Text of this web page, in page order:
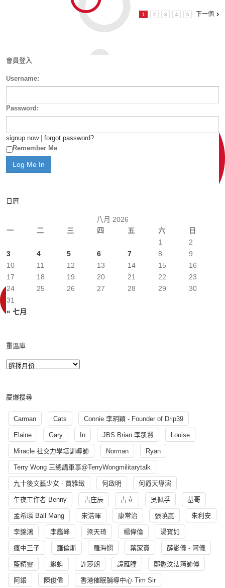
1 2 3 4 5 下一個
會員登入
Username:
Password:
signup now| forgot password?
Remember Me
日曆
八月 2026
一
二 三 四 五 六 日
« 七月
1
2
3
4 5 6 7 8
9
10
11 12 13 14 15
16
17
18 19 20 21 22
23
24
25 26 27 28 29
30
31
重溫庫
慶爆搜尋
Carman Cats Connie 李玥穎 - Founder of Drip39
Elaine Gary In JBS Brian 李凱賢 Louise
Miracle 社交力學培訓導師 Norman Ryan
Terry Wong 王總講軍事@TerryWongmilitarytalk
九十後文藝少女 - 賈雅緻 何啟明 何爵天導演
午夜工作者 Benny 古庄辰 古立 吳佩孚 基哥
孟希璘 Ball Mang 宋浩暉 康常治 張曉嵐 朱利安
李錦鴻 李鑑峰 梁天琦 楊偉倫 湯寳如
瘋中三子 羅倫斯 羅海憫 葉家寶 薛影儀 - 阿儀
藍精靈 蝌蚪 許莎朗 譚雁瞳 鄭遨汶法筠師傅
阿銀 陳俊偉 香港催眠輔導中心 Tim Sir